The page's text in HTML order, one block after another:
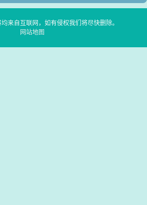
来自互联网，如有侵权我们将尽快删除。
网站地图